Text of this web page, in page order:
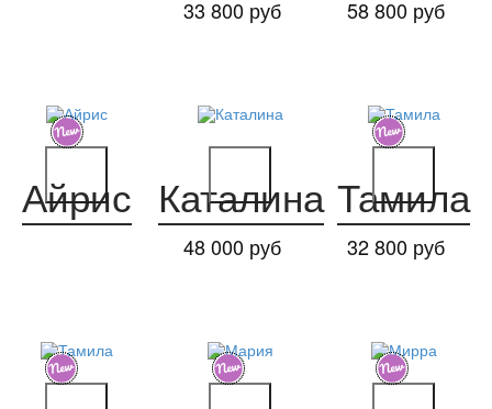
33 800 руб 58 800 руб
Айрис
48 000 руб
Каталина
32 800 руб
Тамила